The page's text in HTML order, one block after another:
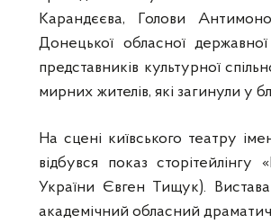
Карандєєва, Голови
Донецької обласної
представників культурної
мирних жителів, які загинули у
На сцені київського театру
відбувся показ
України Євген Тищук).
академічний обласний